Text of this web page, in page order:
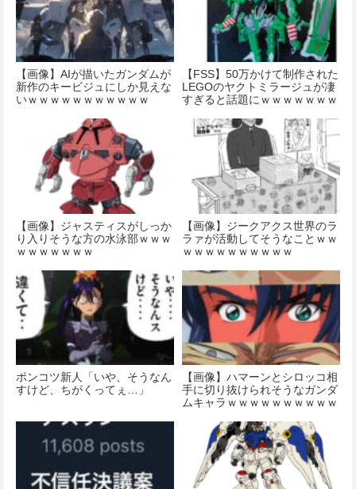
【画像】AIが描いたガンダムが
新作のキービジュにしか見えな
いｗｗｗｗｗｗｗｗｗｗｗ
【FSS】50万かけて制作された
LEGOのヤクトミラージュが凄
すぎると話題にｗｗｗｗｗｗｗ
【画像】ジャスティスがしっか
り入りそうな方の水泳部ｗｗｗ
ｗｗｗｗｗｗｗ
【画像】ジークアクス世界のラ
ラァが活動してそうなことｗｗ
ｗｗｗｗｗｗｗｗｗｗ
ポンコツ新人「いや、そうなん
すけど、ちがくってぇ…」
【画像】ハマーンとシロッコ相
手に切り抜けられそうなガンダ
ムキャラｗｗｗｗｗｗｗｗｗｗ